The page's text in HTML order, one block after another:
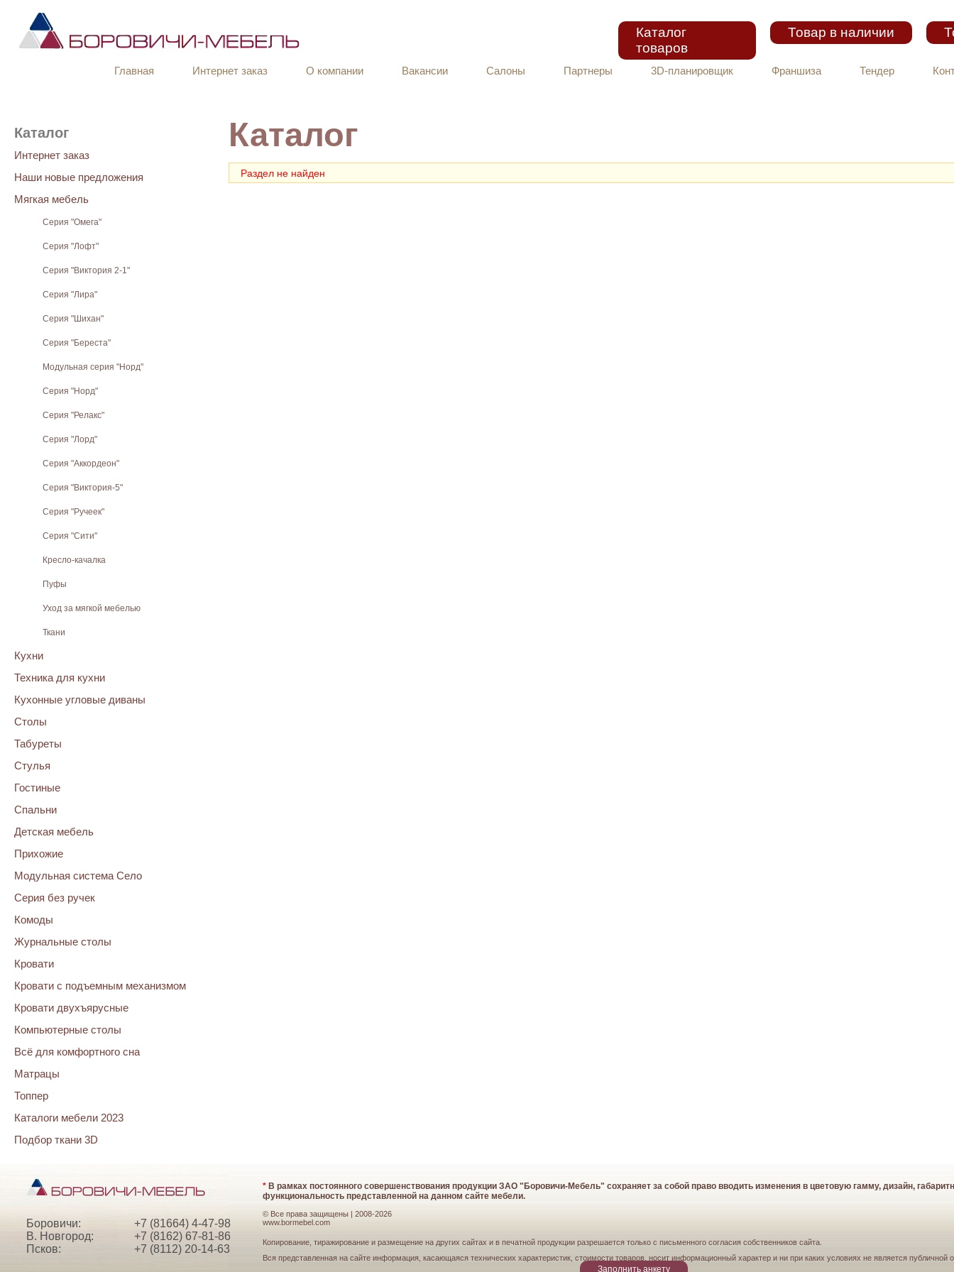
Заполнить анкету
Каталог
товаров
Товар в наличии
Главная Интернет заказ О компании Вакансии Салоны Партнеры 3D-планировщик Франшиза Тендер
Каталог
Интернет заказ
Наши новые предложения
Мягкая мебель
Серия "Омега"
Серия "Лофт"
Серия "Виктория 2-1"
Серия "Лира"
Серия "Шихан"
Серия "Береста"
Модульная серия "Норд"
Cерия "Норд"
Серия "Релакс"
Серия "Лорд"
Серия "Аккордеон"
Серия "Виктория-5"
Серия "Ручеек"
Серия "Сити"
Кресло-качалка
Пуфы
Уход за мягкой мебелью
Ткани
Кухни
Техника для кухни
Кухонные угловые диваны
Столы
Табуреты
Стулья
Гостиные
Спальни
Детская мебель
Прихожие
Модульная система Село
Серия без ручек
Комоды
Журнальные столы
Кровати
Кровати с подъемным механизмом
Кровати двухъярусные
Компьютерные столы
Всё для комфортного сна
Матрацы
Топпер
Каталоги мебели 2023
Подбор ткани 3D
Каталог
Раздел не найден
Боровичи:
+7 (81664) 4-47-98
В. Новгород:
+7 (8162) 67-81-86
Псков:
+7 (8112) 20-14-63
* В рамках постоянного совершенствования продукции ЗАО "Боровичи-Мебель" сохраняет за собой право вводить изменения в цветовую гамму, дизайн,
функциональность представленной на данном сайте мебели.
© Все права защищены | 2008-2026
www.bormebel.com
Копирование, тиражирование и размещение на других сайтах и в печатной продукции разрешается только с письменного согласия собственников сайта.
Вся представленная на сайте информация, касающаяся технических характеристик, стоимости товаров, носит информационный характер и ни при каких условиях не является публичной